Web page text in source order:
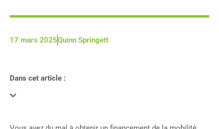
17 mars 2025Quinn Springett
Dans cet article :